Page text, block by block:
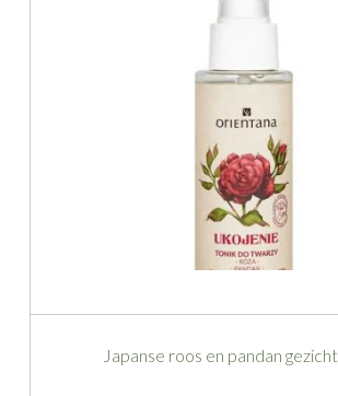
Japanse roos en pandan